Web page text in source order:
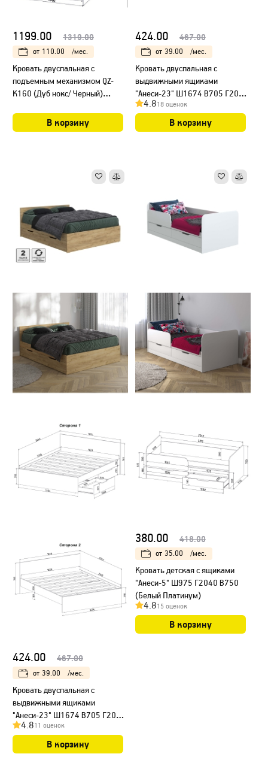
1199.00 1319.00
от 110.00 /мес.
Кровать двуспальная с
подъемным механизмом QZ-
К160 (Дуб нокс/ Черный)
В корзину
424.00 467.00
от 39.00 /мес.
Кровать двуспальная с
выдвижными ящиками
"Анеси-23" Ш1674 В705 Г2042
(Белый)
4.818 оценок
В корзину
424.00 467.00
от 39.00 /мес.
Кровать двуспальная с
выдвижными ящиками
"Анеси-23" Ш1674 В705 Г2042
(Дуб золотой)
4.811 оценок
В корзину
380.00 418.00
от 35.00 /мес.
Кровать детская с ящиками
"Анеси-5" Ш975 Г2040 В750
(Белый Платинум)
4.815 оценок
В корзину